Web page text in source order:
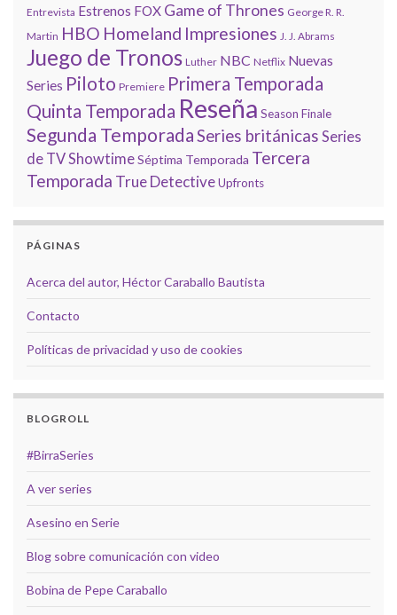
Entrevista Estrenos FOX Game of Thrones George R. R.
Martin HBO Homeland Impresiones J. J. Abrams
Juego de Tronos Luther NBC Netflix Nuevas
Series Piloto Premiere Primera Temporada
Quinta Temporada Reseña Season Finale
Segunda TemporadaSeries británicas Series
de TVShowtimeSéptima Temporada Tercera
Temporada True DetectiveUpfronts
PÁGINAS
Acerca del autor, Héctor Caraballo Bautista
Contacto
Políticas de privacidad y uso de cookies
BLOGROLL
#BirraSeries
A ver series
Asesino en Serie
Blog sobre comunicación con video
Bobina de Pepe Caraballo